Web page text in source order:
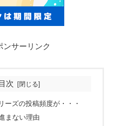
ンサーリンク
目次
ーズの投稿頻度が・・・
まない理由